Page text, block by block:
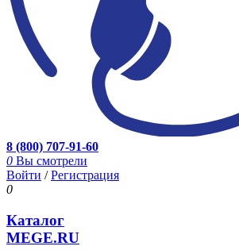
8 (800) 707-91-60
0 Вы смотрели
Войти /Регистрация
0
Каталог
MEGE.RU